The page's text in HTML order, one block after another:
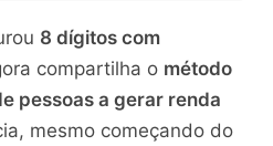
8 dígitos com
compartilha o método
pessoas a gerar renda
mesmo começando do